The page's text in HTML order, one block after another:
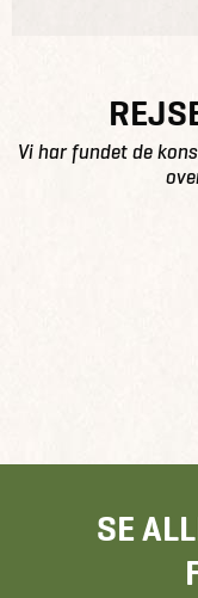
Vi har fundet de
SE